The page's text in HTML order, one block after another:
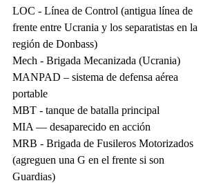
LOC - Línea de Control (antigua línea de
frente entre Ucrania y los separatistas en la
región de Donbass)
Mech - Brigada Mecanizada (Ucrania)
MANPAD – sistema de defensa aérea
portable
MBT - tanque de batalla principal
MIA — desaparecido en acción
MRB - Brigada de Fusileros Motorizados
(agreguen una G en el frente si son
Guardias)